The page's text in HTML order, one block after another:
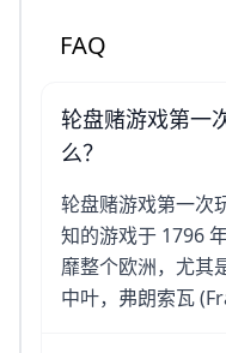
FAQ
轮盘赌游戏第一
么？
轮盘赌游戏第一次
知的游戏于 1796
靡整个欧洲，尤其
中叶，弗朗索瓦